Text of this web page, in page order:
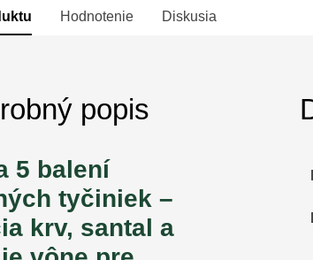
Hodnotenie Diskusia
popis
5 balení
tyčiniek –
krv, santal a